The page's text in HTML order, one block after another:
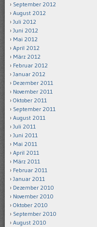
September 2012
August 2012
Juli 2012
Juni 2012
Mai 2012
April 2012
März 2012
Februar 2012
Januar 2012
Dezember 2011
November 2011
Oktober 2011
September 2011
August 2011
Juli 2011
Juni 2011
Mai 2011
April 2011
März 2011
Februar 2011
Januar 2011
Dezember 2010
November 2010
Oktober 2010
September 2010
August 2010